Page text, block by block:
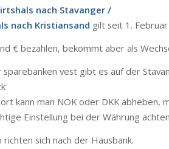
nach Stavanger /
nach Kristiansand gilt seit 1. Februar
€ bezahlen, bekommt aber als
sparebanken vest gibt es auf der
kann man NOK oder DKK abheben,
Einstellung bei der Währung achten
richten sich nach der Hausbank.